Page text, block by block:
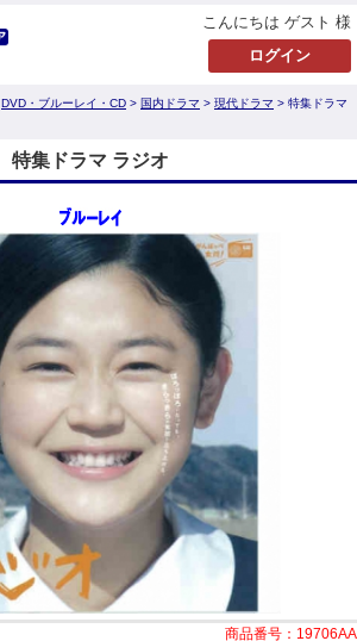
こんにちは ゲスト 様
DVD・ブルーレイ・CD > 国内ドラマ > 現代ドラマ > 特集ドラマ
特集ドラマ ラジオ
商品番号：19706AA